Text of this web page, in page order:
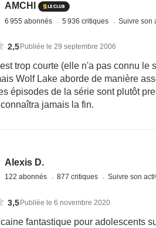
AMCHI
6 955 abonnés 5 936 critiques Suivre son
2,5 Publiée le 29 septembre 2006
trop courte (elle n'a pas connu le
Wolf Lake aborde de manière
épisodes de la série sont plutôt
jamais la fin.
Alexis D.
122 abonnés 877 critiques Suivre son
3,5 Publiée le 6 novembre 2020
fantastique pour adolescents